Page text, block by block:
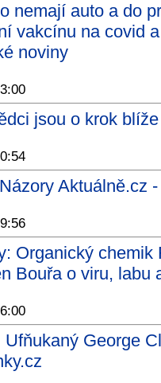
nemají auto a do
vakcínu na covid
noviny
jsou o krok
Aktuálně.cz
Organický
Bouřa o viru, labu
George